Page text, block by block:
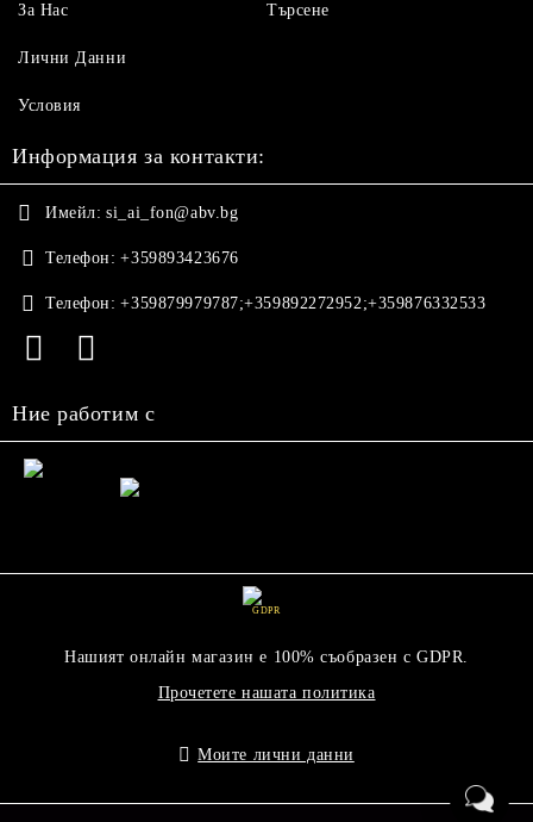
За Нас Търсене
Лични Данни
Условия
Информация за контакти:
Имейл: si_ai_fon@abv.bg
Телефон: +359893423676
Телефон: +359879979787;+359892272952;+359876332533
Ние работим с
GDPR
Нашият онлайн магазин е 100% съобразен с GDPR.
Прочетете нашата политика
Моите лични данни